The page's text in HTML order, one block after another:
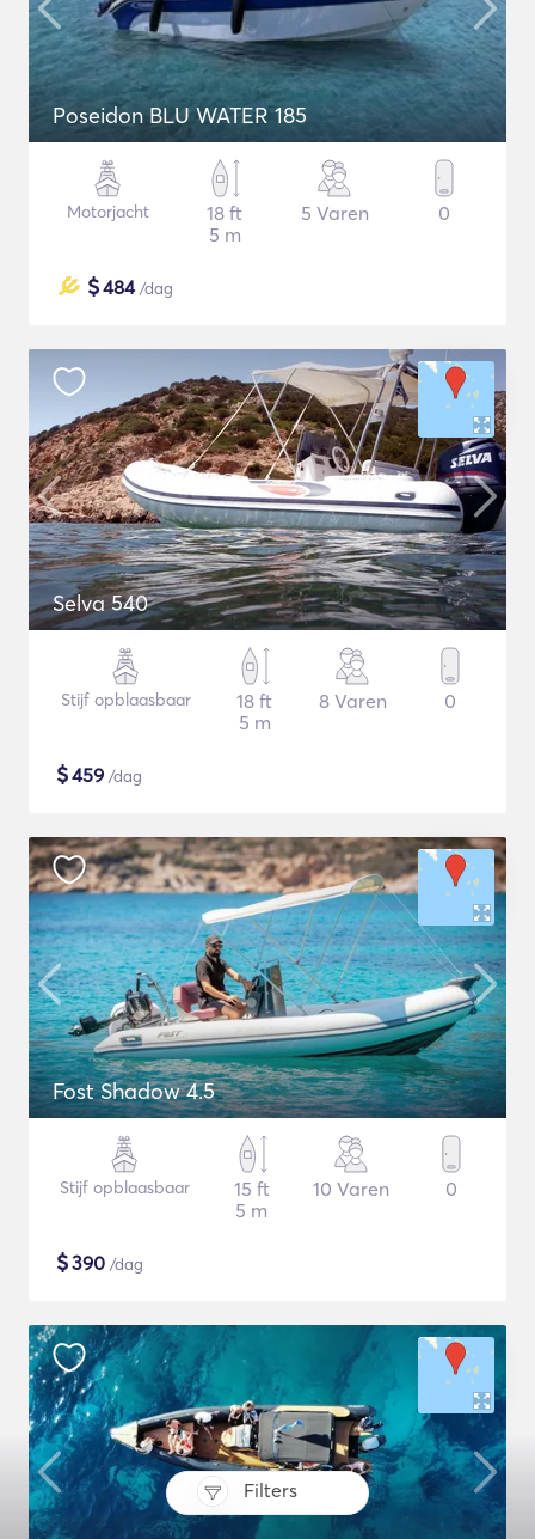
Filters
Poseidon BLU WATER 185
Motorjacht
18 ft
5 m
5 Varen 0
$484/dag
Selva 540
Stijf opblaasbaar
18 ft
5 m
8 Varen 0
$459 /dag
Fost Shadow 4.5
Stijf opblaasbaar
15 ft
5 m
10 Varen 0
$390 /dag